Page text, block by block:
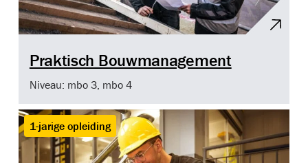
Praktisch Bouwmanagement
Niveau: mbo 3, mbo 4
1-jarige opleiding